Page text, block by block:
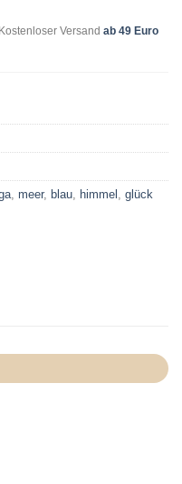
Kostenloser Versand ab 49 Euro
meer, blau himmel glück